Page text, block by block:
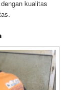
kualitas